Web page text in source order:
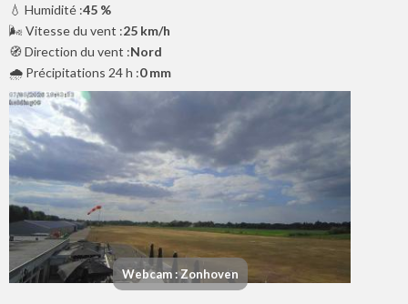
💧 Humidité :45 %
🌬️ Vitesse du vent :25 km/h
🧭 Direction du vent :Nord
🌧️ Précipitations 24 h :0 mm
Webcam : Zonhoven